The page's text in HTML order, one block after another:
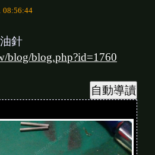
08:56:44
針
blog/blog.php?id=1760